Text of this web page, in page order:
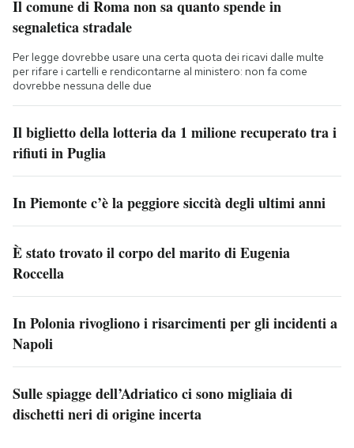
Il comune di Roma non sa quanto spende in
segnaletica stradale
Per legge dovrebbe usare una certa quota dei ricavi dalle multe
per rifare i cartelli e rendicontarne al ministero: non fa come
dovrebbe nessuna delle due
Il biglietto della lotteria da 1 milione recuperato tra i
rifiuti in Puglia
In Piemonte c’è la peggiore siccità degli ultimi anni
È stato trovato il corpo del marito di Eugenia
Roccella
In Polonia rivogliono i risarcimenti per gli incidenti a
Napoli
Sulle spiagge dell’Adriatico ci sono migliaia di
dischetti neri di origine incerta